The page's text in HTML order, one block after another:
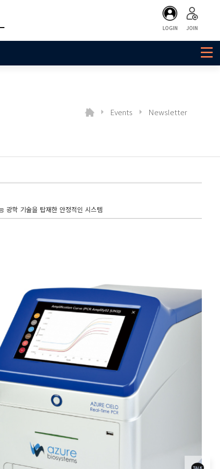
LOGIN JOIN
Events Newsletter
학 기술을 탑재한 안정적인 시스템